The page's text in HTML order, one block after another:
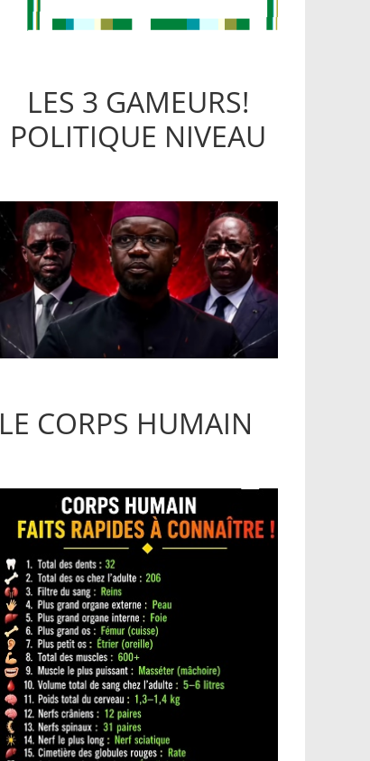
LES 3 GAMEURS!
POLITIQUE NIVEAU
LE CORPS HUMAIN